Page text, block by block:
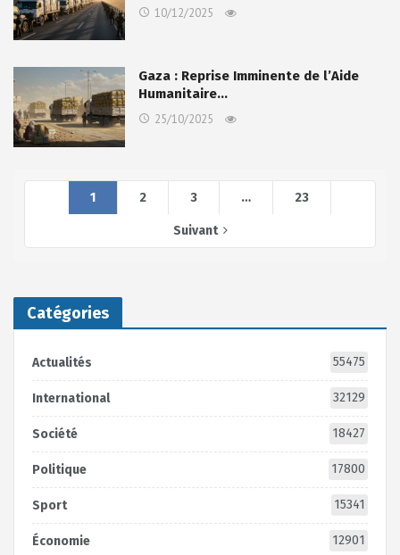
10/12/2025
Gaza : Reprise Imminente de l’Aide
Humanitaire…
25/10/2025
1 2 3 … 23
Suivant
Catégories
Actualités 55475
International 32129
Société 18427
Politique 17800
Sport 15341
Économie 12901